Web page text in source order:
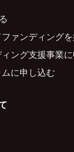
ァンディング
ング支援事業
に申し込む